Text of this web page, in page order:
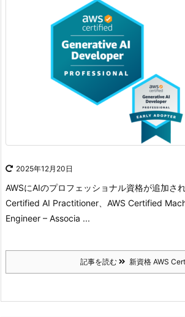
2025年12月20日
AWSにAIのプロフェッショナル資格が追加され
Certified AI Practitioner、AWS Certified
Engineer – Associa ...
記事を読む 新資格 AWS